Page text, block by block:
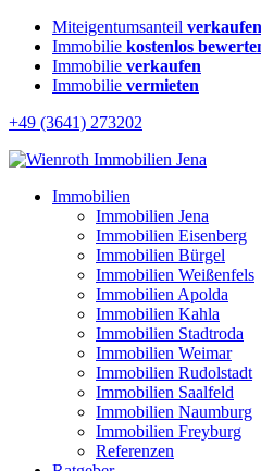
Miteigentumsanteil verkaufen
Immobilie kostenlos
Immobilie verkaufen
Immobilie vermieten
+49 (3641) 273202
Immobilien
Immobilien Jena
Immobilien Eisenberg
Immobilien Bürgel
Immobilien Weißenfels
Immobilien Apolda
Immobilien Kahla
Immobilien Stadtroda
Immobilien Weimar
Immobilien Rudolstadt
Immobilien Saalfeld
Immobilien Naumburg
Immobilien Freyburg
Referenzen